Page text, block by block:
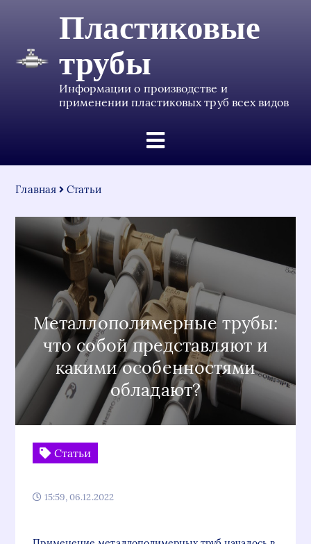
Пластиковые
трубы
Информации о производстве и
применении пластиковых труб всех видов
Главная Статьи
Металлополимерные трубы:
что собой представляют и
какими особенностями
обладают?
Статьи
15:59, 06.12.2022